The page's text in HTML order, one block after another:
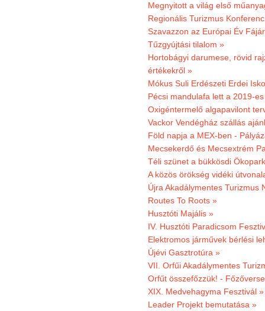
Megnyitott a világ első
Regionális Turizmus
Szavazzon az Európai Év
Tűzgyújtási tilalom »
Hortobágyi darumese, rövid
értékekről »
Mókus Suli Erdészeti Erdei
Pécsi mandulafa lett a 2019-
Oxigéntermelő algapavilont
Vackor Vendégház szállás
Föld napja a MEX-ben -
Mecsekerdő és Mecsextrém
Téli szünet a bükkösdi
A közös örökség vidéki
Újra Akadálymentes Turizmus
Routes To Roots »
Husztóti Majális »
IV. Husztóti Paradicsom
Elektromos járművek bérlési
Újévi Gasztrotúra »
VII. Orfűi Akadálymentes
Orfűt összefőzzük! -
XIX. Medvehagyma Fesztivál »
Leader Projekt bemutatása »